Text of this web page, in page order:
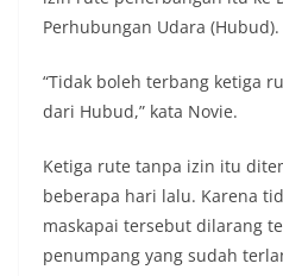
Perhubungan Udara (Hubud).
“Tidak boleh terbang ketiga
dari Hubud,” kata Novie.
Ketiga rute tanpa izin itu
beberapa hari lalu. Karena
maskapai tersebut dilarang
penumpang yang sudah